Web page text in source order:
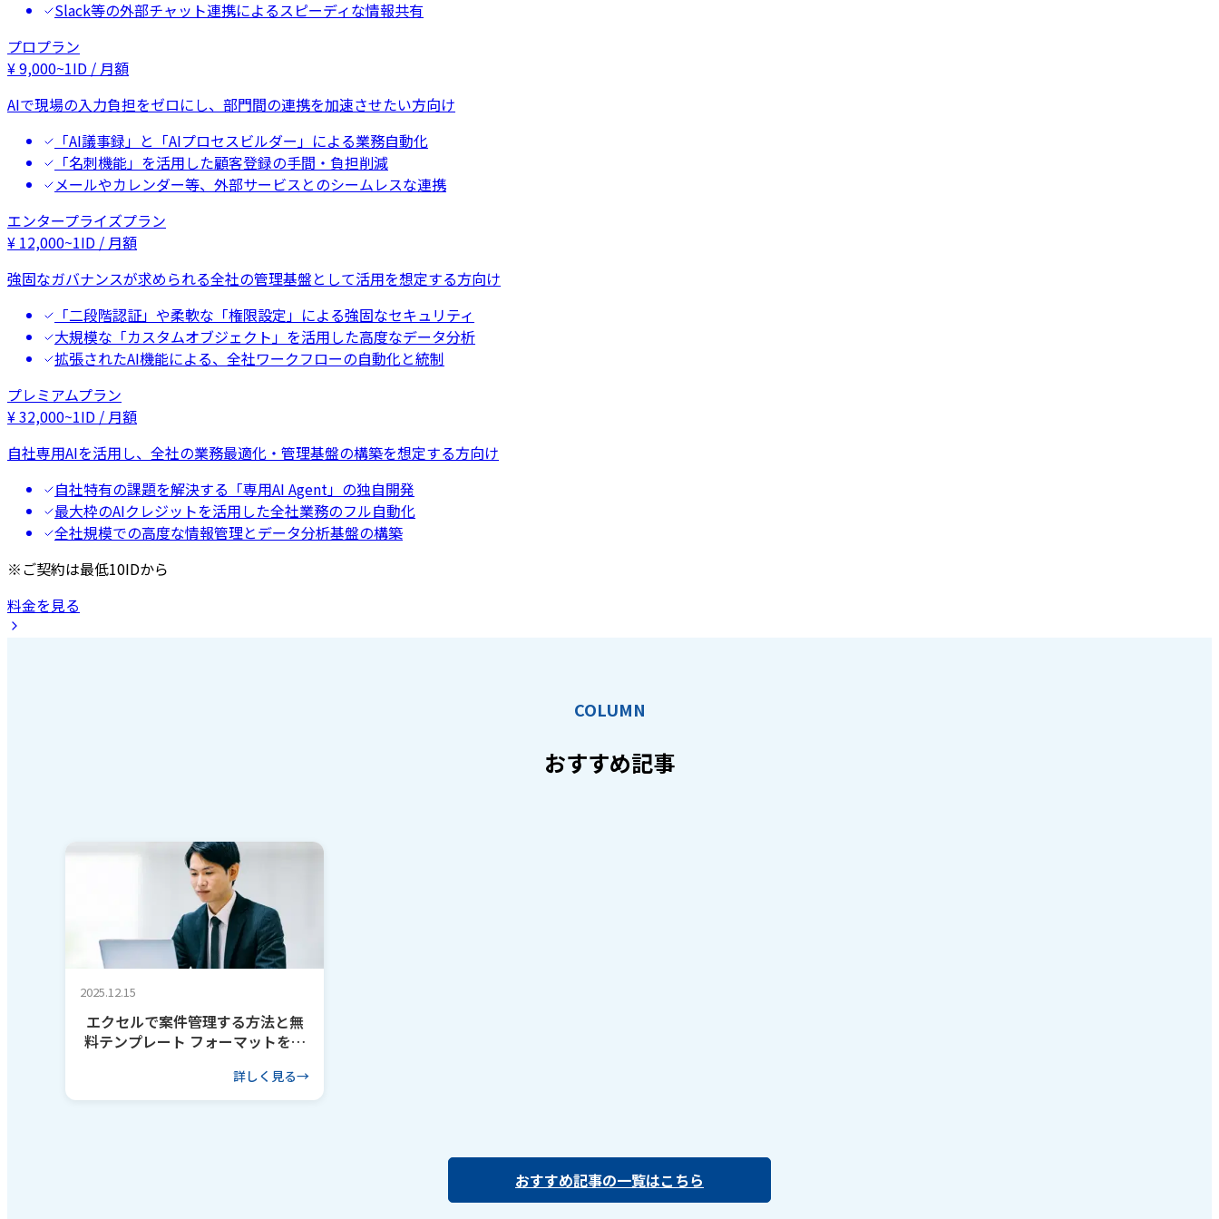
Slack等の外部チャット連携によるスピーディな情報共有
プロプラン
¥9,000~1ID / 月額
AIで現場の入力負担をゼロにし、部門間の連携を加速させたい方向け
「AI議事録」と「AIプロセスビルダー」による業務自動化
「名刺機能」を活用した顧客登録の手間・負担削減
メールやカレンダー等、外部サービスとのシームレスな連携
エンタープライズプラン
¥ 12,000~1ID / 月額
強固なガバナンスが求められる全社の管理基盤として活用を想定する方向け
「二段階認証」や柔軟な「権限設定」による強固なセキュリティ
大規模な「カスタムオブジェクト」を活用した高度なデータ分析
拡張されたAI機能による、全社ワークフローの自動化と統制
プレミアムプラン
¥32,000~1ID / 月額
自社専用AIを活用し、全社の業務最適化・管理基盤の構築を想定する方向け
自社特有の課題を解決する「専用AI Agent」の独自開発
最大枠のAIクレジットを活用した全社業務のフル自動化
全社規模での高度な情報管理とデータ分析基盤の構築
※ご契約は最低10IDから
料金を見る
COLUMN
おすすめ記事
2025.12.15
エクセルで案件管理する方法と無
料テンプレート フォーマットを作
詳しく見る
おすすめ記事の一覧はこちら